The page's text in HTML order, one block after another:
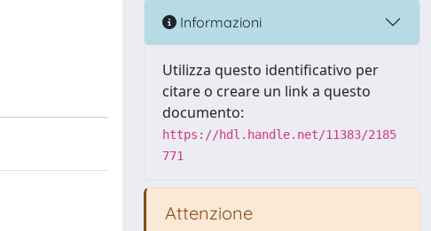
Informazioni
Utilizza questo identificativo per
citare o creare un link a questo
documento:
https://hdl.handle.net/11383/2185
771
Attenzione